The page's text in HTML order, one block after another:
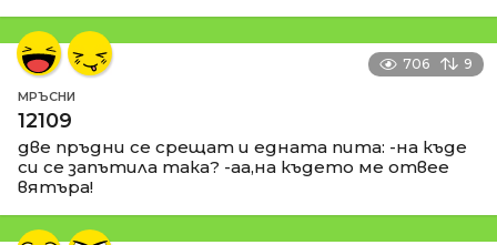
706 9
МРЪСНИ
12109
две пръдни се срещат и едната пита: -на къде
си се запътила така? -аа,на където ме отвее
вятъра!